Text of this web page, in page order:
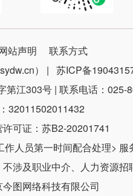
站声明
联系方式
） | 苏ICP备
第江303号 | 联系电话：025-
32011502011432
可证：苏B2-20201741
人员第一时间配合处理> 服
涉及职业中介、人力资源
图网络科技有限公司